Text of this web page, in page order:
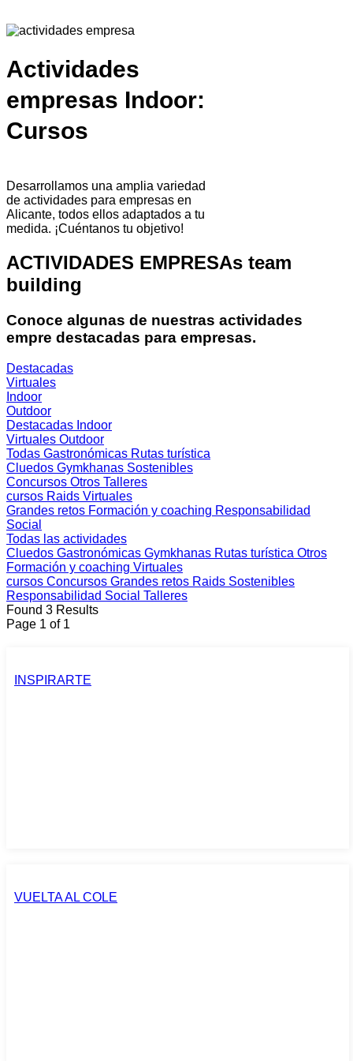
Actividades
empresas Indoor:
Cursos
Desarrollamos una amplia variedad
de actividades para empresas en
Alicante, todos ellos adaptados a tu
medida. ¡Cuéntanos tu objetivo!
ACTIVIDADES EMPRESAs team
building
Conoce algunas de nuestras actividades
empre destacadas para empresas.
Destacadas
Virtuales
Indoor
Outdoor
Destacadas Indoor
Virtuales Outdoor
Todas Gastronómicas Rutas turística
Cluedos Gymkhanas Sostenibles
Concursos Otros Talleres
cursos Raids Virtuales
Grandes retos Formación y coaching Responsabilidad
Social
Todas las actividades
Cluedos Gastronómicas Gymkhanas Rutas turística Otros
Formación y coaching Virtuales
cursos Concursos Grandes retos Raids Sostenibles
Responsabilidad Social Talleres
Found 3 Results
Page 1 of 1
INSPIRARTE
VUELTA AL COLE